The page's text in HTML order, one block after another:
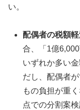
い。
配偶者の税額
合、「1億
いずれか多い
だし、配偶者
もの負担が重
点での分割案検